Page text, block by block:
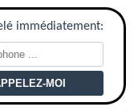
immédiatement: